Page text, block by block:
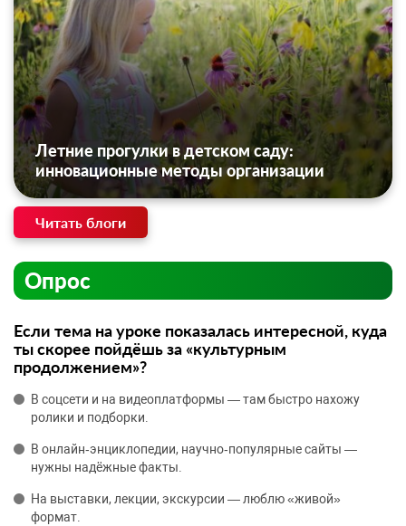
Летние прогулки в детском саду:
инновационные методы организации
Читать блоги
Опрос
Если тема на уроке показалась интересной, куда
ты скорее пойдёшь за «культурным
продолжением»?
В соцсети и на видеоплатформы — там быстро нахожу
ролики и подборки.
В онлайн‑энциклопедии, научно‑популярные сайты —
нужны надёжные факты.
На выставки, лекции, экскурсии — люблю «живой»
формат.